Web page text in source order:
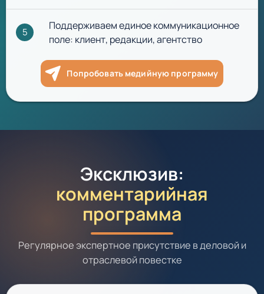
5
Поддерживаем единое коммуникационное
поле: клиент, редакции, агентство
Попробовать медийную программу
Эксклюзив:
комментарийная
программа
Регулярное экспертное присутствие в деловой и
отраслевой повестке